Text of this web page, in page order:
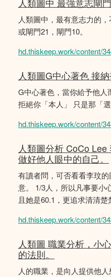
人類圖中，最有意志力的
或閘門21，閘門10。
hd.thiskeep.work/content/
人類圖G中心著色 接
G中心著色，當你給予他人
拒絕你「本人」 只是那「
hd.thiskeep.work/content/
人類圖分析 CoCo
做好他人眼中的自己。
有讀者問，可否看看李玟
意。 1/3人，所以凡事要小
且她是60.1，更追求清清楚
hd.thiskeep.work/content/
人類圖 職業分析，小
的法則。
人的職業，是向人提供他